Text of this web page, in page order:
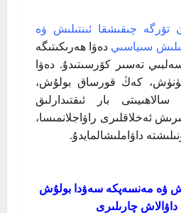
تۆرگە چىقىشقا ئىنتىلىش ۋە
سىياسىي دەۋا ھەرىكىتىگە
تەسىر كۆرسىتىدۇ. دەۋا
كەڭ قورساق بولۇش،
بار ئىقتىدارلىق
ئەخلاقلىرى راۋاجلانمىسا،
داۋاملىشالمايدۇ.
ۋە مەنسەپكە سەۋدا بولۇش
داۋالاش چارىلىرى